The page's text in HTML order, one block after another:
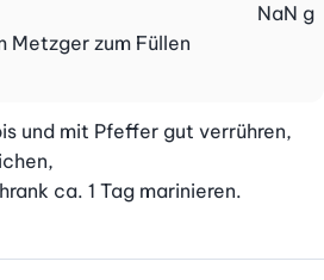
Metzger zum Füllen
NaN g
und mit Pfeffer gut verrühren,
ca. 1 Tag marinieren.